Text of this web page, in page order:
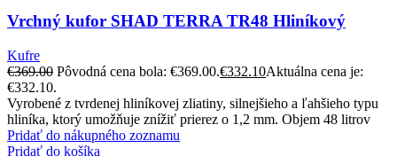
Vrchný kufor SHAD TERRA TR48 Hliníkový
Kufre
€369.00 Pôvodná cena bola: €369.00.€332.10Aktuálna cena je:
€332.10.
Vyrobené z tvrdenej hliníkovej zliatiny, silnejšieho a ľahšieho typu
hliníka, ktorý umožňuje znížiť prierez o 1,2 mm. Objem 48 litrov
Pridať do nákupného zoznamu
Pridať do košíka